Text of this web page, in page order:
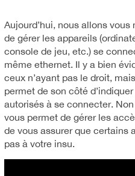
Aujourd’hui, nous allons
de gérer les appareils
console de jeu, etc.) se
même ethernet. Il y a bien
ceux n’ayant pas le droit,
permet de son côté
autorisés à se connecter.
vous permet de gérer les
de vous assurer que certains
pas à votre insu.